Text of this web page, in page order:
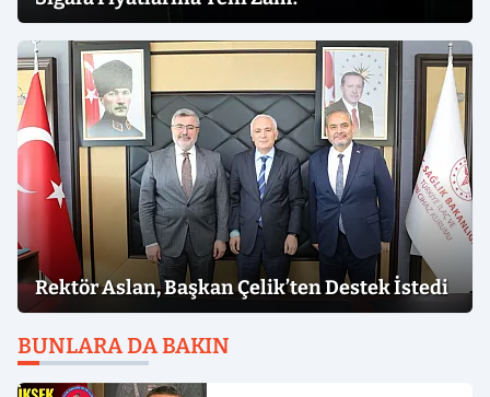
Rektör Aslan, Başkan Çelik’ten Destek İstedi
BUNLARA DA BAKIN